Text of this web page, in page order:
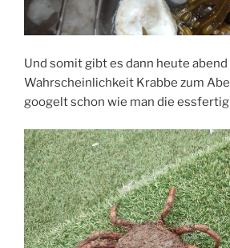
Und somit gibt es dann heute
Wahrscheinlichkeit Krabbe zum
googelt schon wie man die